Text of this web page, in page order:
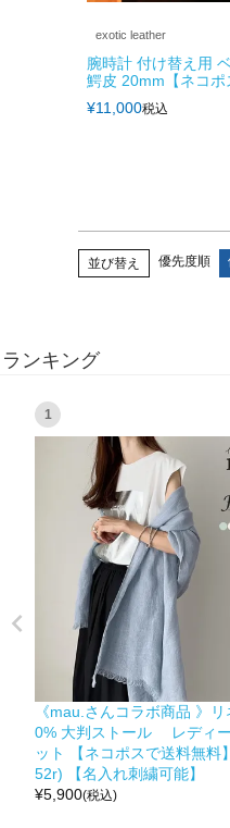
exotic leather
腕時計 付け替え用
鰐皮 20mm【ネコ
¥11,000税込
並び替え 優先度順
ランキング
1
《mau.さんコラボ商品 》
0% 大判ストール レディ
ット 【ネコポスで送料無料
52r) 【名入れ刺繍可能】
¥5,900(税込)